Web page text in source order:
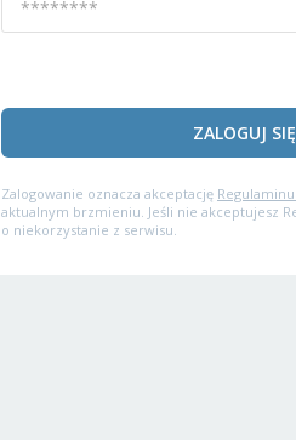
ZALOGUJ SIĘ
Zalogowanie oznacza akceptację
aktualnym brzmieniu. Jeśli nie akceptujesz
o niekorzystanie z serwisu.